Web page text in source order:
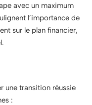
avec un maximum
l’importance de
sur le plan financier,
une transition réussie
: